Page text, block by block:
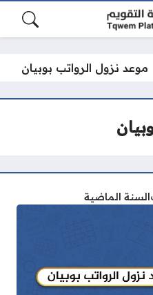
موعد نزول الرواتب بوبيان
السنة الماضية